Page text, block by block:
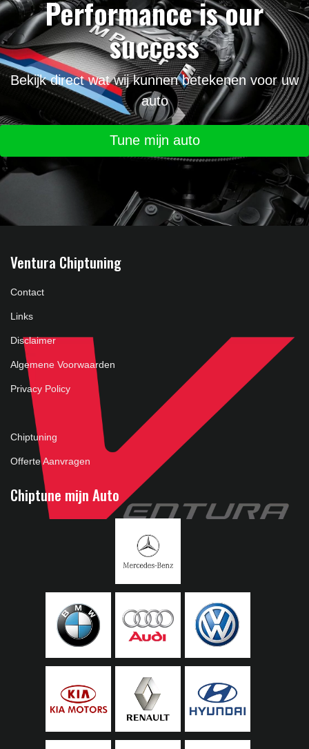
Performance is our
success
Bekijk direct wat wij kunnen betekenen voor uw
auto
Tune mijn auto
Ventura Chiptuning
Contact
Links
Disclaimer
Algemene Voorwaarden
Privacy Policy
Chiptuning
Offerte Aanvragen
Chiptune mijn Auto